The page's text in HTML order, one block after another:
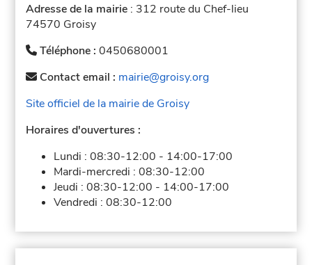
Adresse de la mairie : 312 route du Chef-lieu
74570 Groisy
Téléphone :0450680001
Contact email : mairie@groisy.org
Site officiel de la mairie de Groisy
Horaires d'ouvertures :
Lundi :08:30-12:00 - 14:00-17:00
Mardi-mercredi :08:30-12:00
Jeudi :08:30-12:00 - 14:00-17:00
Vendredi :08:30-12:00